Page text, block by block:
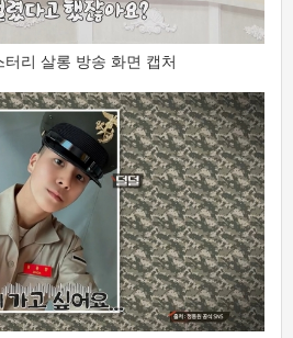
리 살롱 방송 화면 캡처